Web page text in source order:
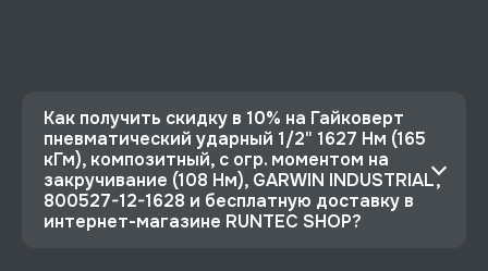
Как получить скидку в 10% на Гайковерт
пневматический ударный 1/2" 1627 Нм (165
кГм), композитный, с огр. моментом на
закручивание (108 Нм), GARWIN INDUSTRIAL,
800527-12-1628 и бесплатную доставку в
интернет-магазине RUNTEC SHOP?